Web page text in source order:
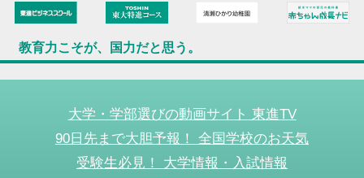
教育力こそが、国力だと思う。
大学・学部選びの動画サイト 東進TV
90日先まで大胆予報！ 全国学校のお天気
受験生必見！ 大学情報・入試情報